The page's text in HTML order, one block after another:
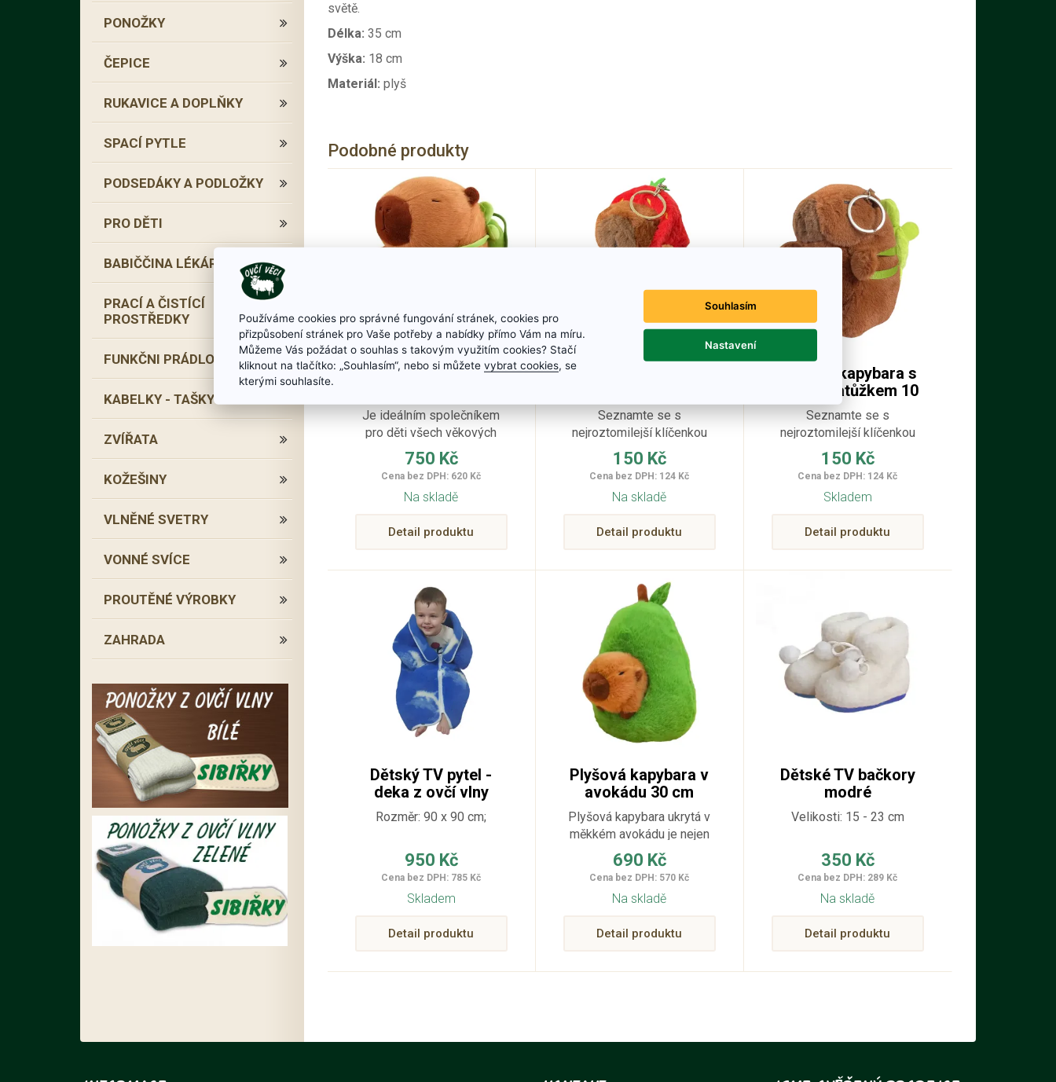
PONOŽKY
ČEPICE
RUKAVICE A DOPLŇKY
SPACÍ PYTLE
PODSEDÁKY A PODLOŽKY
PRO DĚTI
BABIČČINA LÉKÁRNA
PRACÍ A ČISTÍCÍ
PROSTŘEDKY
FUNKČNI PRÁDLO
KABELKY - TAŠKY
ZVÍŘATA
KOŽEŠINY
VLNĚNÉ SVETRY
VONNÉ SVÍCE
PROUTĚNÉ VÝROBKY
ZAHRADA
světě.
Délka: 35 cm
Výška: 18 cm
Materiál: plyš
Podobné produkty
Plyšová kapybara s
cm
Je ideálním společníkem
pro děti všech věkových
kategorií a zároveň
stylovým doplňkem
každého dětského
pokojíčku.
750 Kč
Cena bez DPH: 620 Kč
Na skladě
Detail produktu
Plyšová kapybara s
Seznamte se s
nejroztomilejší klíčenkou
kapybarou na světě.
150 Kč
Cena bez DPH: 124 Kč
Na skladě
Detail produktu
Plyšová kapybara s
želvím batůžkem 10
cm
Seznamte se s
nejroztomilejší klíčenkou
kapybarou na světě.
150 Kč
Cena bez DPH: 124 Kč
Skladem
Detail produktu
Dětský TV pytel -
deka z ovčí vlny
DELFÍNI 90 x 90 cm
Rozměr: 90 x 90 cm;
950 Kč
Cena bez DPH: 785 Kč
Skladem
Detail produktu
Plyšová kapybara v
avokádu 30 cm
Plyšová kapybara ukrytá v
měkkém avokádu je nejen
roztomilým plyšákem, ale i
stylovým doplňkem do
každého pokoje. Zábavný
motiv spojuje kapybaru s
oblíbeným ovocem –
výsledkem je plyšák, který
rozveselí každý den.
690 Kč
Cena bez DPH: 570 Kč
Na skladě
Detail produktu
Dětské TV bačkory
modré
Velikosti: 15 - 23 cm
350 Kč
Cena bez DPH: 289 Kč
Na skladě
Detail produktu
Používáme cookies pro správné fungování stránek, cookies pro
přizpůsobení stránek pro Vaše potřeby a nabídky přímo Vám na míru.
Můžeme Vás požádat o souhlas s takovým využitím cookies? Stačí
kliknout na tlačítko: „Souhlasím“, nebo si můžete vybrat cookies, se
kterými souhlasíte.
Souhlasím
Nastavení